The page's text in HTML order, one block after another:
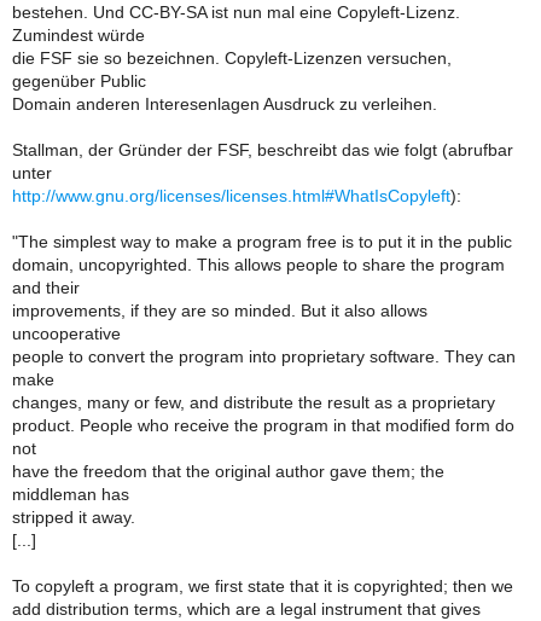
bestehen. Und CC-BY-SA ist nun mal eine Copyleft-Lizenz.
Zumindest würde
die FSF sie so bezeichnen. Copyleft-Lizenzen versuchen,
gegenüber Public
Domain anderen Interesenlagen Ausdruck zu verleihen.
Stallman, der Gründer der FSF, beschreibt das wie folgt (abrufbar
unter
http://www.gnu.org/licenses/licenses.html#WhatIsCopyleft):
"The simplest way to make a program free is to put it in the public
domain, uncopyrighted. This allows people to share the program
and their
improvements, if they are so minded. But it also allows
uncooperative
people to convert the program into proprietary software. They can
make
changes, many or few, and distribute the result as a proprietary
product. People who receive the program in that modified form do
not
have the freedom that the original author gave them; the
middleman has
stripped it away.
[...]
To copyleft a program, we first state that it is copyrighted; then we
add distribution terms, which are a legal instrument that gives